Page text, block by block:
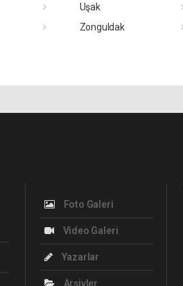
Uşak
Zonguldak
Foto Galeri
Video Galeri
Yazarlar
Arşivler